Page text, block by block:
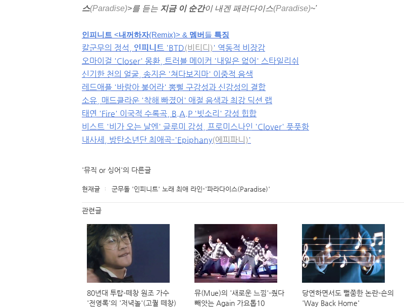
스(Paradise)>를 듣는 지금 이 순간이 내겐 패러다이스(Paradise)~'
인피니트 <내꺼하자(Remix)> & 멤버 들 특징
칼군무의 정석, 인피니트 'BTD(비티디)' 역동적 비장감
오마이걸 'Closer' 몽환, 트러블 메이커 '내일은 없어' 스타일리쉬
신기한 천의 얼굴, 송지은 '쳐다보지마' 이중적 음색
레드애플 '바람아 불어라' 뽕삘 구감성과 신감성의 결합
소유, 매드클라운 '착해 빠졌어' 애절 음색과 최강 딕션 랩
태연 'Fire' 이국적 수록곡, B.A.P '빗소리' 감성 힙합
비스트 '비가 오는 날엔' 글루미 감성, 프로미스나인 'Clover' 풋풋함
내사세, 방탄소년단 최애곡-'Epiphany(에피파니)'
'뮤직 or 싱어'의 다른글
현재글 군무돌 '인피니트' 노래 최애 라인-'파라다이스(Paradise)'
관련글
80년대 투탑-떼창 원조 가수
'전영록'의 '저녁놀'(고퀄 떼창)
뮤(Mue)의 '새로운 느낌'-줬다
빼앗는 Again 가요톱10
당연하면서도 뻘쭘한 논란-숀의
'Way Back Home'